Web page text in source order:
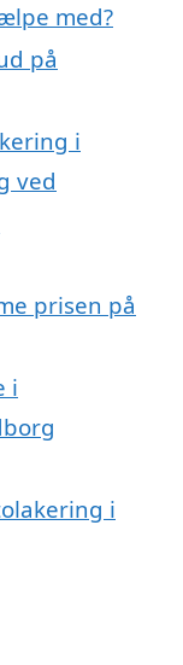
med?
på
i
ved
prisen på
i
i